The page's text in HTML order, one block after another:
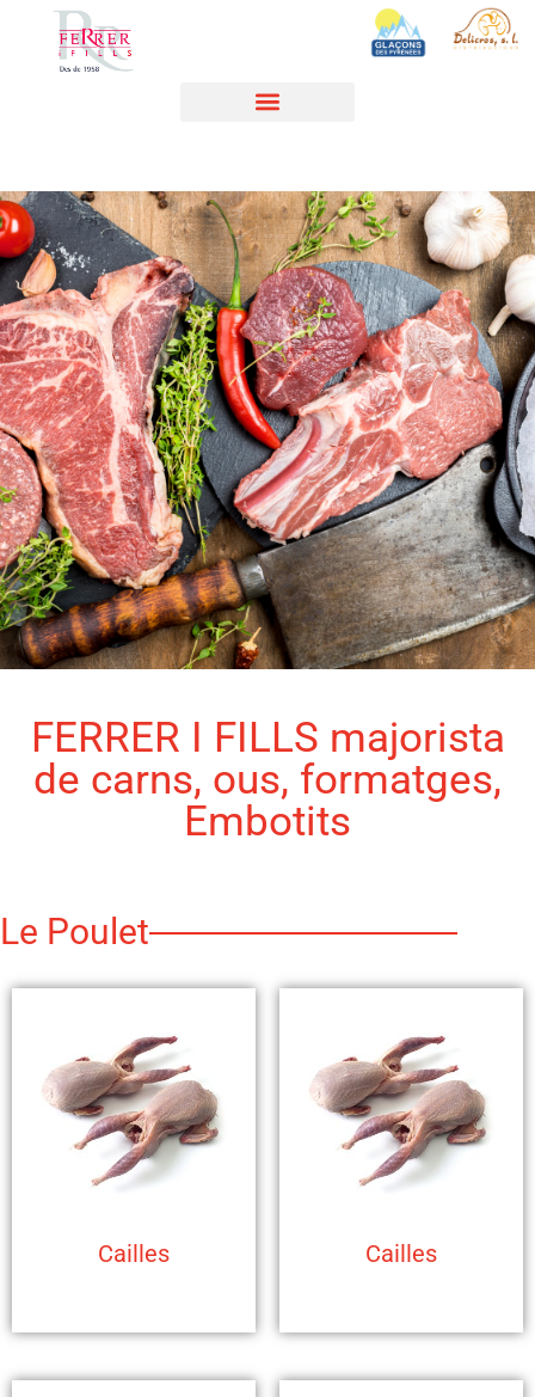
FERRER I FILLS majorista
de carns, ous, formatges,
Embotits
Le Poulet
Cailles Cailles